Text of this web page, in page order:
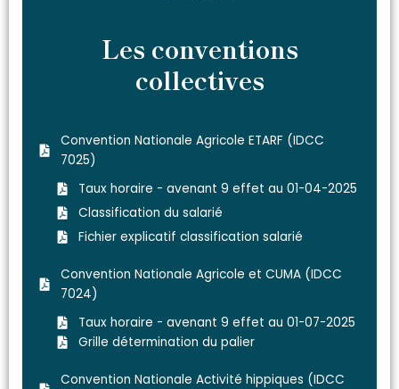
Les conventions
collectives
Convention Nationale Agricole ETARF​ (IDCC
7025)
Taux horaire - avenant 9 effet au 01-04-2025
Classification du salarié
Fichier explicatif classification salarié
Convention Nationale Agricole et CUMA (IDCC
7024)
Taux horaire - avenant 9 effet au 01-07-2025
Grille détermination du palier
Convention Nationale Activité hippiques (IDCC